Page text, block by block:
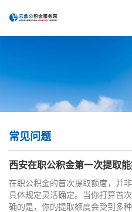
常见问题
西安在职公积金第一次提取能提
在职公积金的首次提取额度，并
具体规定灵活确定。当你打算首
确的是，你的提取额度会受到多